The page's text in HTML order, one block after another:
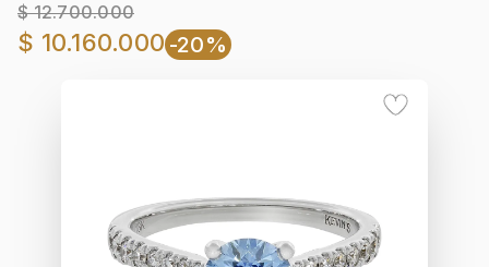
$ 12.700.000
$ 10.160.000 -20%